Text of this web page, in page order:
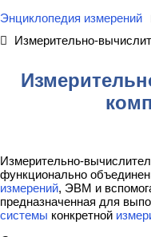
Энциклопедия измерений
Измерительно-
Измерительно-
функционально
измерений, ЭВМ и
предназначенная для
системы конкретной